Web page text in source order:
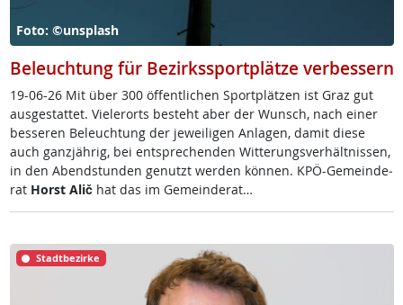
Foto: ©unsplash
Beleuchtung für Bezirkssportplätze verbessern
19-06-26 Mit über 300 öf­f­ent­li­chen Sport­plät­zen ist Graz gut
aus­ge­stat­tet. Vie­ler­orts be­steht aber der Wunsch, nach ei­ner
bes­se­ren Be­leuch­tung der je­wei­li­gen An­la­gen, da­mit die­se
auch ganz­jäh­rig, bei ent­sp­re­chen­den Wit­te­rungs­ver­hält­nis­sen,
in den Abend­stun­den ge­nutzt wer­den kön­nen. KPÖ-Ge­mein­de­
rat Horst Alič hat das im Ge­mein­de­rat…
Stadtbezirke